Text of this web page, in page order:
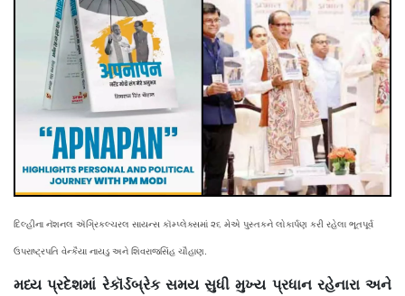
દિલ્હીના નૅશનલ ઍગ્રિકલ્ચરલ સાયન્સ કૉમ્પ્લેક્સમાં ૨૬ મેએ પુસ્તકને લોકાર્પણ કરી રહેલા ભૂતપૂર્વ
ઉપરાષ્ટ્રપતિ વેન્કૈયા નાયડુ અને શિવરાજસિંહ ચૌહાણ.
મધ્ય પ્રદેશમાં રેકૉર્ડબ્રેક સમય સુધી મુખ્ય પ્રધાન રહેનારા અને